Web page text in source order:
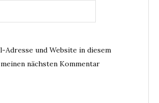
Adresse und Website in diesem
nächsten Kommentar